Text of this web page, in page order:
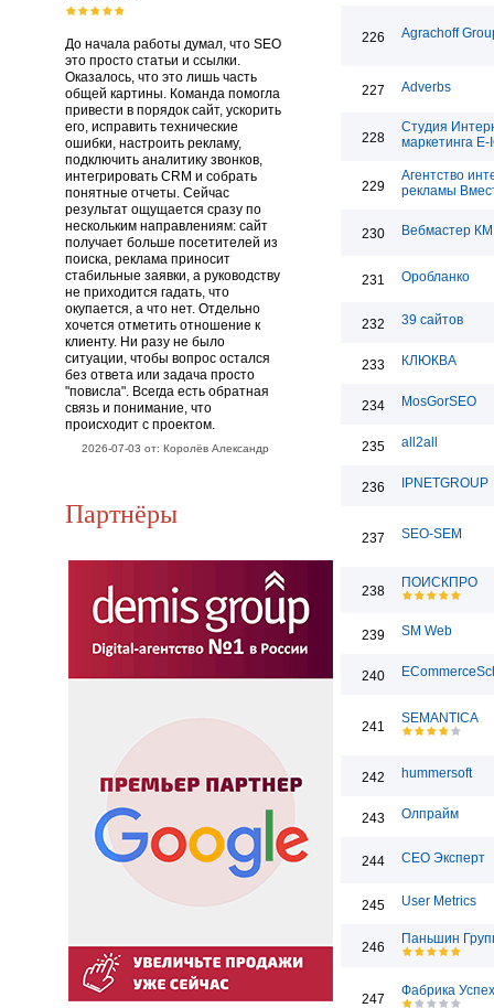
До начала работы думал, что SEO
это просто статьи и ссылки.
Оказалось, что это лишь часть
общей картины. Команда помогла
привести в порядок сайт, ускорить
его, исправить технические
ошибки, настроить рекламу,
подключить аналитику звонков,
интегрировать CRM и собрать
понятные отчеты. Сейчас
результат ощущается сразу по
нескольким направлениям: сайт
получает больше посетителей из
поиска, реклама приносит
стабильные заявки, а руководству
не приходится гадать, что
окупается, а что нет. Отдельно
хочется отметить отношение к
клиенту. Ни разу не было
ситуации, чтобы вопрос остался
без ответа или задача просто
"повисла". Всегда есть обратная
связь и понимание, что
происходит с проектом.
2026-07-03 от: Королёв Александр
Партнёры
226 Agrachoff
227 Adverbs
228
Студия
маркетинга E-
229
Агентство
рекламы
230 Вебмастер
231 Оробланко
232 39 сайтов
233 КЛЮКВА
234 MosGorSEO
235 all2all
236 IPNETGROUP
237 SEO-SEM
238
ПОИСКПРО
239 SM Web
240
241
SEMANTICA
242 hummersoft
243 Олпрайм
244 СЕО Эксперт
245 User Metrics
246
Паньшин
247
Фабрика